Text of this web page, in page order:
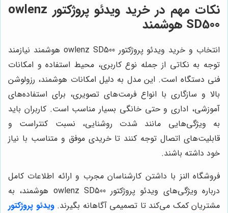
نکات مهم در خرید ویدئو پروژکتور owlenz
SD500 هوشمند
انتخاب و خرید ویدئو پروژکتور owlenz SD500 هوشمند نیازمند
توجه به نکاتی از جمله نوع کاربری، محیط استفاده و امکانات
فنی دستگاه است. این مدل به دلیل امکانات هوشمند، رزولوشن
بالا و سازگاری با انواع فرمت‌های تصویری، برای استفاده‌های
آموزشی، اداری و حتی خانگی بسیار مناسب است. کاربران باید
به ویژگی‌هایی مانند شدت روشنایی، نسبت کنتراست و
قابلیت‌های اتصال توجه کنند تا خریدی موفق و متناسب با نیاز
خود داشته باشند.
فروشگاه النز با داشتن کارشناسان مجرب و ارائه اطلاعات کامل
درباره ویژگی‌های ویدئو پروژکتور owlenz SD500 هوشمند، به
مشتریان کمک می‌کند تا تصمیمی آگاهانه بگیرند.ویدئو پروژکتور